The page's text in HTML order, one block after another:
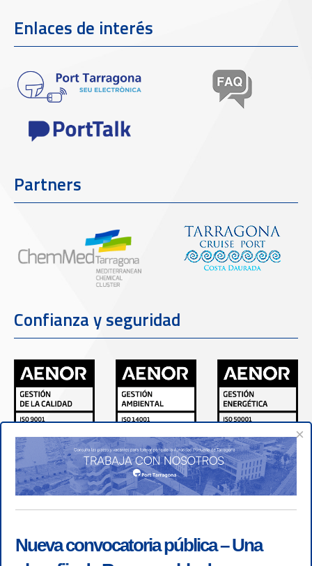
Enlaces de interés
Partners
Confianza y seguridad
×
Nueva convocatoria pública – Una